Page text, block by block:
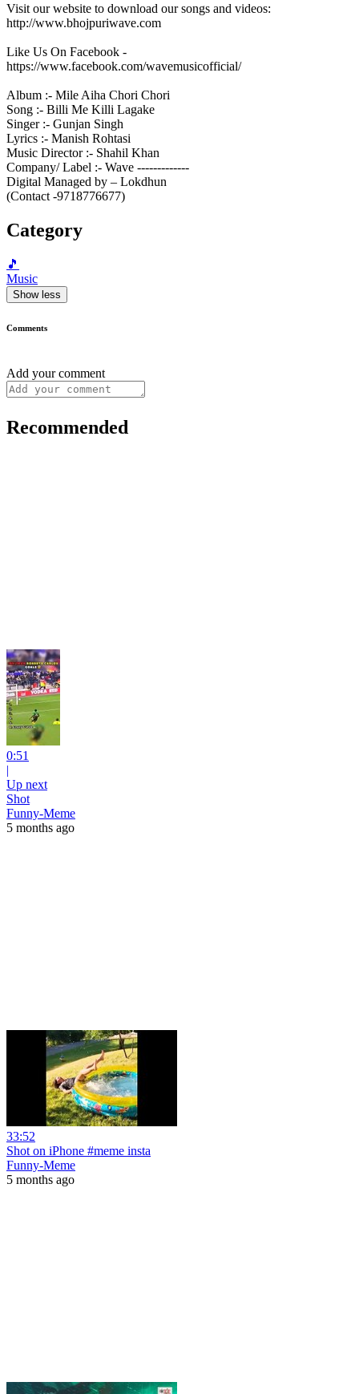
Visit our website to download our songs and videos:
http://www.bhojpuriwave.com
Like Us On Facebook -
https://www.facebook.com/wavemusicofficial/
Album :- Mile Aiha Chori Chori
Song :- Billi Me Killi Lagake
Singer :- Gunjan Singh
Lyrics :- Manish Rohtasi
Music Director :- Shahil Khan
Company/ Label :- Wave -------------
Digital Managed by – Lokdhun
(Contact -9718776677)
Category
🎵
Music
Show less
Comments
Add your comment
Recommended
0:51
|
Up next
Shot
Funny-Meme
5 months ago
33:52
Shot on iPhone #meme insta
Funny-Meme
5 months ago